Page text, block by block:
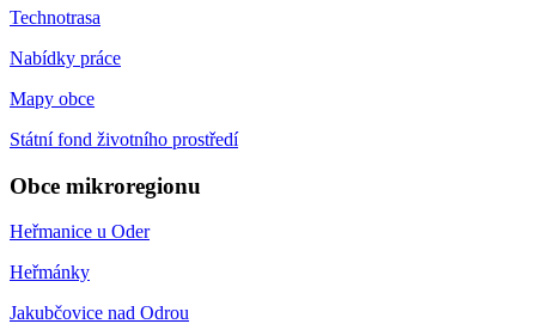
Technotrasa
Nabídky práce
Mapy obce
Státní fond životního prostředí
Obce mikroregionu
Heřmanice u Oder
Heřmánky
Jakubčovice nad Odrou